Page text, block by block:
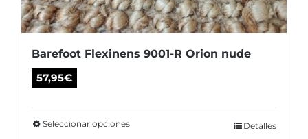
Barefoot Flexinens 9001-R Orion nude
57,95€
Seleccionar opcionesEste
Detalles